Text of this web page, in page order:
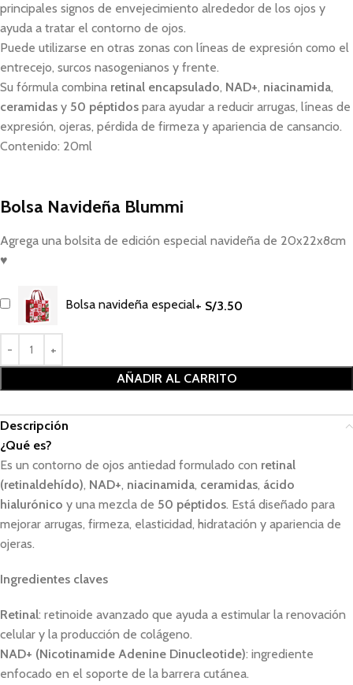
principales signos de envejecimiento alrededor de los ojos y
ayuda a tratar el contorno de ojos.
Puede utilizarse en otras zonas con líneas de expresión como el
entrecejo, surcos nasogenianos y frente.
Su fórmula combina retinal encapsulado, NAD+, niacinamida,
ceramidas y 50 péptidos para ayudar a reducir arrugas, líneas de
expresión, ojeras, pérdida de firmeza y apariencia de cansancio.
Contenido: 20ml
Bolsa Navideña Blummi
Agrega una bolsita de edición especial navideña de 20x22x8cm
♥
Bolsa navideña especial+ S/3.50
AÑADIR AL CARRITO
Descripción
¿Qué es?
Es un contorno de ojos antiedad formulado con retinal
(retinaldehído), NAD+, niacinamida, ceramidas, ácido
hialurónico y una mezcla de 50 péptidos. Está diseñado para
mejorar arrugas, firmeza, elasticidad, hidratación y apariencia de
ojeras.
Ingredientes claves
Retinal: retinoide avanzado que ayuda a estimular la renovación
celular y la producción de colágeno.
NAD+ (Nicotinamide Adenine Dinucleotide): ingrediente
enfocado en el soporte de la barrera cutánea.